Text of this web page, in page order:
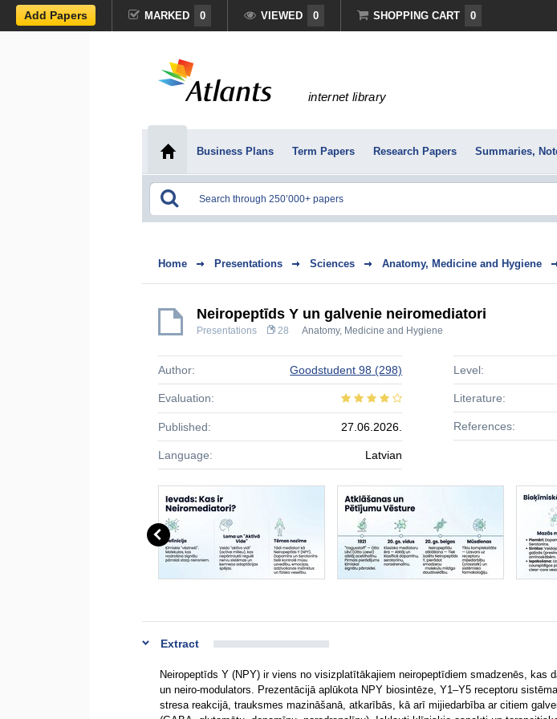
Add Papers MARKED 0 VIEWED 0 SHOPPING CART 0
internet library
Business Plans Term Papers Research Papers Summaries,
Home Presentations Sciences Anatomy, Medicine and Hygiene
Neiropeptīds Y un galvenie neiromediatori
Presentations 28 Anatomy, Medicine and Hygiene
Author: Goodstudent 98 (298)
Evaluation:
Published: 27.06.2026.
Language: Latvian
Level:
Literature:
References:
Extract
Neiropeptīds Y (NPY) ir viens no visizplatītākajiem neiropeptīdiem smadzenēs, kas
un neiro-modulators. Prezentācijā aplūkota NPY biosintēze, Y1–Y5 receptoru
stresa reakcijā, trauksmes mazināšanā, atkarībās, kā arī mijiedarbība ar citiem